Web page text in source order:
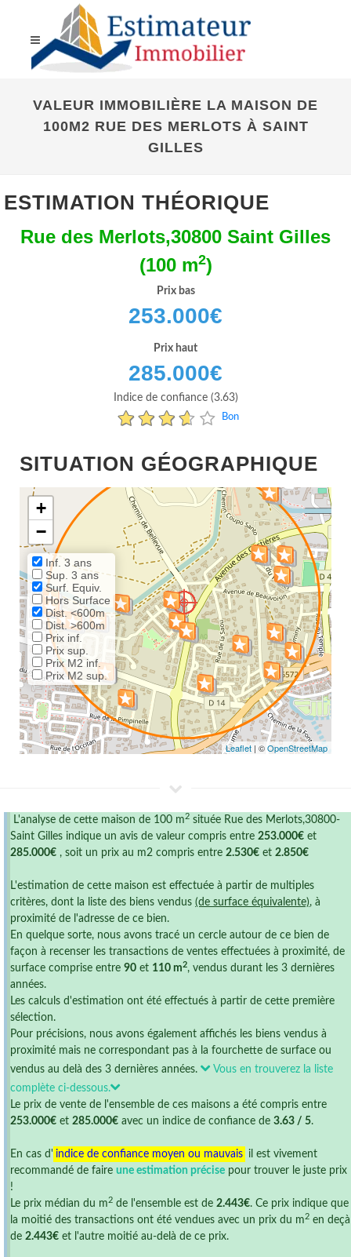
VALEUR IMMOBILIÈRE LA MAISON DE
100M2 RUE DES MERLOTS À SAINT
GILLES
ESTIMATION THÉORIQUE
Rue des Merlots,30800 Saint Gilles
(100 m2)
Prix bas
253.000€
Prix haut
285.000€
Indice de confiance (3.63)
Bon
SITUATION GÉOGRAPHIQUE
+
−
Inf. 3 ans
Sup. 3 ans
Surf. Equiv.
Hors Surface
Dist. <600m
Dist. >600m
Prix inf.
Prix sup.
Prix M2 inf.
Prix M2 sup.
Leaflet | ©OpenStreetMap
L'analyse de cette maison de 100 m 2 située Rue des Merlots,30800-
Saint Gilles indique un avis de valeur compris entre 253.000€ et
285.000€ , soit un prix au m2 compris entre 2.530€ et 2.850€
L'estimation de cette maison est effectuée à partir de multiples
critères, dont la liste des biens vendus (de surface équivalente), à
proximité de l'adresse de ce bien.
En quelque sorte, nous avons tracé un cercle autour de ce bien de
façon à recenser les transactions de ventes effectuées à proximité, de
surface comprise entre 90 et 110 m2, vendus durant les 3 dernières
années.
Les calculs d'estimation ont été effectués à partir de cette première
sélection.
Pour précisions, nous avons également affichés les biens vendus à
proximité mais ne correspondant pas à la fourchette de surface ou
vendus au delà des 3 dernières années.
Vous en trouverez la liste
complète ci-dessous.
Le prix de vente de l'ensemble de ces maisons a été compris entre
253.000€ et 285.000€ avec un indice de confiance de 3.63 / 5.
En cas d' indice de confiance moyen ou mauvais il est vivement
recommandé de faire une estimation précise pour trouver le juste prix
!
Le prix médian du m 2 de l'ensemble est de 2.443€. Ce prix indique que
la moitié des transactions ont été vendues avec un prix du m 2 en deçà
de 2.443€ et l'autre moitié au-delà de ce prix.